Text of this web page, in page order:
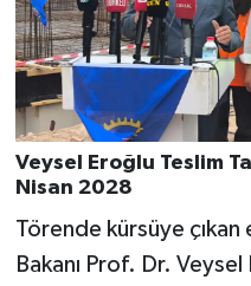
Veysel Eroğlu Teslim
Nisan 2028
Törende kürsüye çıkan
Bakanı Prof. Dr.